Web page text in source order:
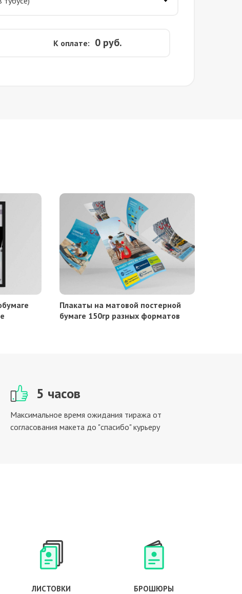
К оплате: 0 руб.
Плакаты на матовой постерной
бумаге 150гр разных форматов
5 часов
Максимальное время ожидания тиража от
согласования макета до "спасибо" курьеру
БРОШЮРЫ
ЛИСТОВКИ